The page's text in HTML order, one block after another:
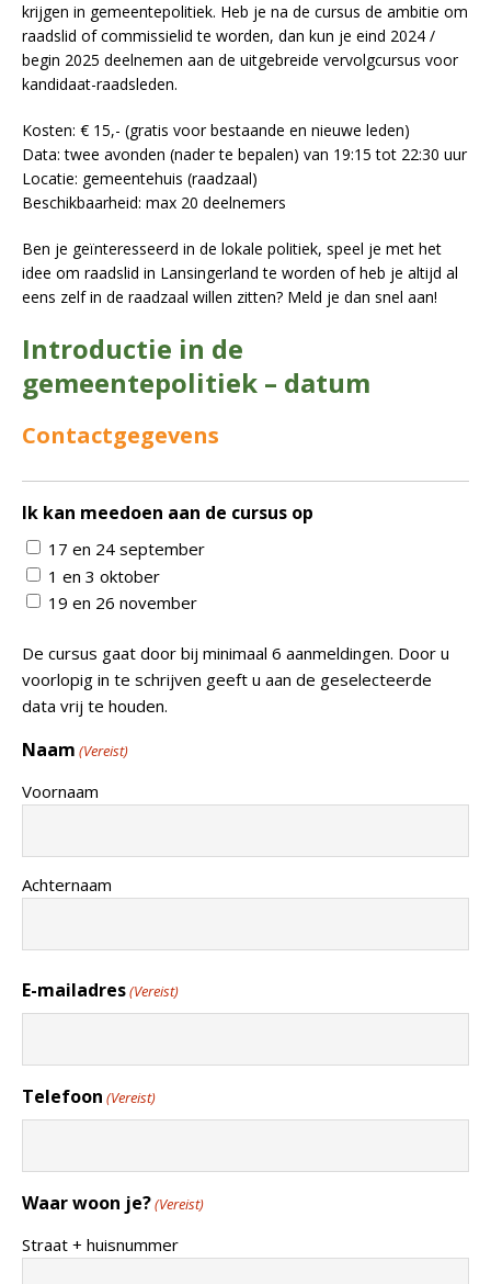
krijgen in gemeentepolitiek. Heb je na de cursus de ambitie om
raadslid of commissielid te worden, dan kun je eind 2024 /
begin 2025 deelnemen aan de uitgebreide vervolgcursus voor
kandidaat-raadsleden.
Kosten: € 15,- (gratis voor bestaande en nieuwe leden)
Data: twee avonden (nader te bepalen) van 19:15 tot 22:30 uur
Locatie: gemeentehuis (raadzaal)
Beschikbaarheid: max 20 deelnemers
Ben je geïnteresseerd in de lokale politiek, speel je met het
idee om raadslid in Lansingerland te worden of heb je altijd al
eens zelf in de raadzaal willen zitten? Meld je dan snel aan!
Introductie in de
gemeentepolitiek – datum
Contactgegevens
Ik kan meedoen aan de cursus op
17 en 24 september
1 en 3 oktober
19 en 26 november
De cursus gaat door bij minimaal 6 aanmeldingen. Door u
voorlopig in te schrijven geeft u aan de geselecteerde
data vrij te houden.
Naam (Vereist)
Voornaam
Achternaam
E-mailadres(Vereist)
Telefoon (Vereist)
Waar woon je?(Vereist)
Straat + huisnummer